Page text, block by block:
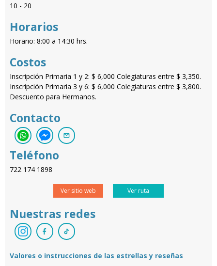
10 - 20
Horarios
Horario: 8:00 a 14:30 hrs.
Costos
Inscripción Primaria 1 y 2: $ 6,000 Colegiaturas entre $ 3,350.
Inscripción Primaria 3 y 6: $ 6,000 Colegiaturas entre $ 3,800.
Descuento para Hermanos.
Contacto
Teléfono
722 174 1898
Ver sitio web Ver ruta
Nuestras redes
Valores o instrucciones de las estrellas y reseñas